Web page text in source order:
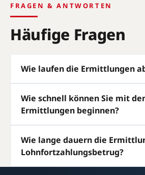
FRAGEN & ANTWORTEN
Häufige Fragen
Wie laufen die Ermittlungen
Wie schnell können Sie mit
Ermittlungen beginnen?
Wie lange dauern die
Lohnfortzahlungsbetrug?